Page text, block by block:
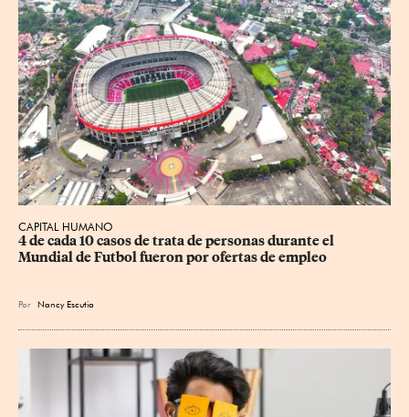
CAPITAL HUMANO
4 de cada 10 casos de trata de personas durante el
Mundial de Futbol fueron por ofertas de empleo
Por Nancy Escutia